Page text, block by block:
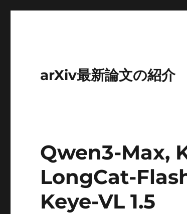
arXiv最新論文の紹介
Qwen3-Max,
LongCat-
Keye-VL 1.5